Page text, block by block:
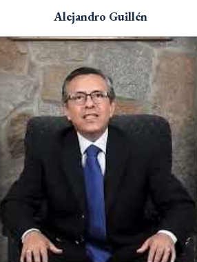
Alejandro Guillén